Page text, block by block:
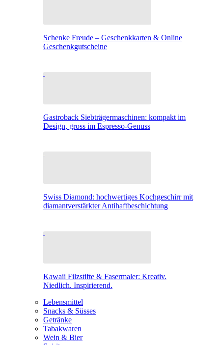
Schenke Freude – Geschenkkarten & Online
Geschenkgutscheine
Gastroback Siebträgermaschinen: kompakt im
Design, gross im Espresso-Genuss
Swiss Diamond: hochwertiges Kochgeschirr mit
diamantverstärkter Antihaftbeschichtung
Kawaii Filzstifte & Fasermaler: Kreativ.
Niedlich. Inspirierend.
Lebensmittel
Snacks & Süsses
Getränke
Tabakwaren
Wein & Bier